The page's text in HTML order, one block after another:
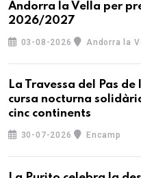
Andorra la Vella per
2026/2027
03-08-2026 Andorra la
La Travessa del Pas
cursa nocturna
cinc continents
30-07-2026 Encamp